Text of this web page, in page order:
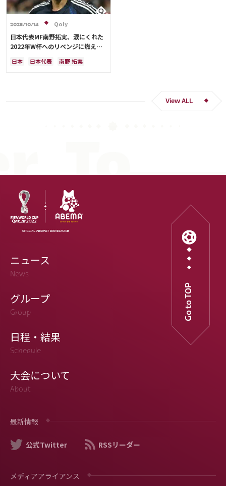
2025/10/14 Qoly
日本代表MF南野拓実、涙にくれた
2022年W杯へのリベンジに燃える
ー人生をかけた戦い」
日本 日本代表
南野 拓実
View ALL
ニュース
News
グループ
Group
日程・結果
Schedule
大会について
About
最新情報
公式Twitter RSSリーダー
メディアアライアンス
Go to TOP